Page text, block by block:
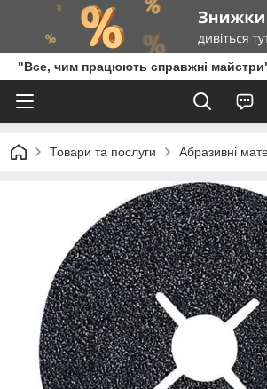
"Все, чим працюють справжні
Товари та послуги Абразивні